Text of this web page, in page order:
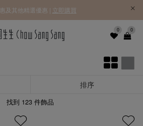
0 0
及其他精選優惠 | 立即購買
排序
找到 123 件飾品